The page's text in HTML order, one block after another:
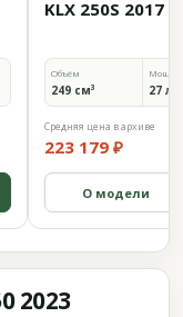
KLX 250S 2017
Объём
249 см³ 27
Средняя цена в архиве
223 179 ₽
О модели
2023